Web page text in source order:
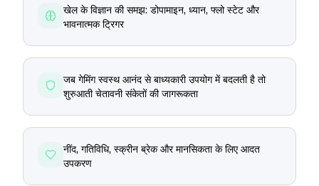
खेल के विज्ञान की समझ: डोपामाइन, ध्यान, फ्लो स्टेट और
भावनात्मक ट्रिगर
जब गेमिंग स्वस्थ आनंद से बाध्यकारी उपयोग में बदलती है तो
शुरुआती चेतावनी संकेतों की जागरूकता
नींद, गतिविधि, स्क्रीन ब्रेक और मानसिकता के लिए आदत
उपकरण